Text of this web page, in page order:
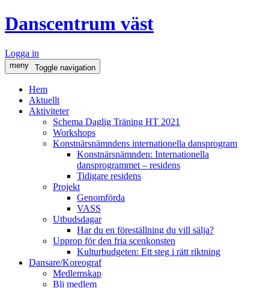
Danscentrum väst
Logga in
meny Toggle navigation
Hem
Aktuellt
Aktiviteter
Schema Daglig Träning HT 2021
Workshops
Konstnärsnämndens internationella dansprogram
Konstnärsnämnden: Internationella
dansprogrammet – residens
Tidigare residens
Projekt
Genomförda
VASS
Utbudsdagar
Har du en föreställning du vill sälja?
Upprop för den fria scenkonsten
Kulturbudgeten: Ett steg i rätt riktning
Dansare/Koreograf
Medlemskap
Bli medlem